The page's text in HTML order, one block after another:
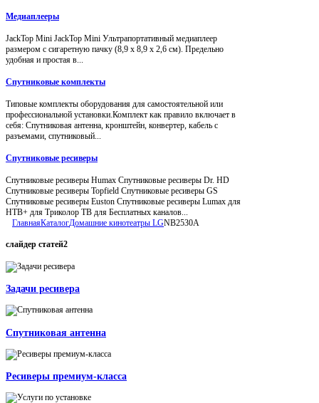
Медиаплееры
JackTop Mini JackTop Mini Ультрапортативный медиаплеер
размером с сигаретную пачку (8,9 x 8,9 x 2,6 см). Предельно
удобная и простая в...
Спутниковые комплекты
Типовые комплекты оборудования для самостоятельной или
профессиональной установки.Комплект как правило включает в
себя: Спутниковая антенна, кронштейн, конвертер, кабель с
разъемами, спутниковый...
Спутниковые ресиверы
Спутниковые ресиверы Humax Спутниковые ресиверы Dr. HD
Спутниковые ресиверы Topfield Спутниковые ресиверы GS
Спутниковые ресиверы Euston Спутниковые ресиверы Lumax для
НТВ+ для Триколор ТВ для Бесплатных каналов...
ГлавнаяКаталогДомашние кинотеатры LGNB2530A
слайдер статей2
Задачи ресивера
Спутниковая антенна
Ресиверы премиум-класса